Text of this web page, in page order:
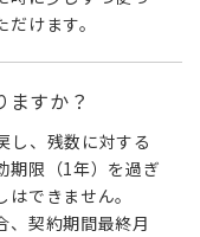
けます。
ますか？
し、残数に対する
期限（1年）を過ぎ
できません。
、契約期間最終月